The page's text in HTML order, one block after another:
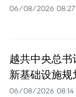
06/08/2026 08:27
越共中央总
新基础设施
06/08/2026 08:14